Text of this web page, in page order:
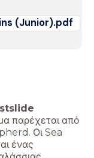
(Junior).pdf
παρέχεται από
Οι Sea
ένας